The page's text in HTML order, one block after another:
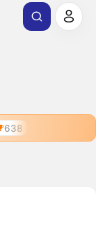
638